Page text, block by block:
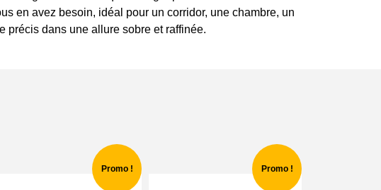
en avez besoin, idéal pour un corridor, une chambre, un
précis dans une allure sobre et raffinée.
Promo ! Promo !